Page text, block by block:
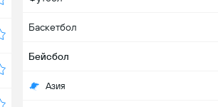
Баскетбол
Бейсбол
Азия